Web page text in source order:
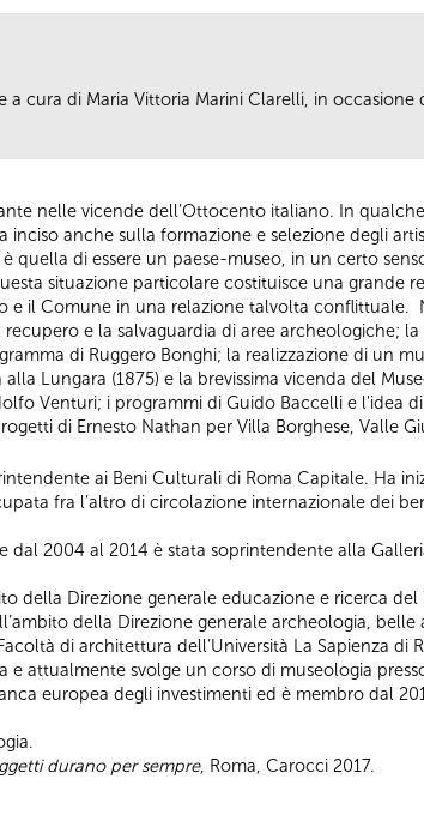
cura di Maria Vittoria Marini Clarelli, in
nelle vicende dell’Ottocento italiano. In
anche sulla formazione e selezione degli
quella di essere un paese-museo, in un certo
situazione particolare costituisce una grande
il Comune in una relazione talvolta conflittuale.
e la salvaguardia di aree archeologiche;
di Ruggero Bonghi; la realizzazione di un
Lungara (1875) e la brevissima vicenda del
Venturi; i programmi di Guido Baccelli e l'idea
di Ernesto Nathan per Villa Borghese, Valle
ai Beni Culturali di Roma Capitale. Ha
fra l’altro di circolazione internazionale dei
dal 2004 al 2014 è stata soprintendente alla
della Direzione generale educazione e ricerca
della Direzione generale archeologia, belle
di architettura dell’Università La Sapienza di
e attualmente svolge un corso di museologia
europea degli investimenti ed è membro dal
durano per sempre, Roma, Carocci 2017.